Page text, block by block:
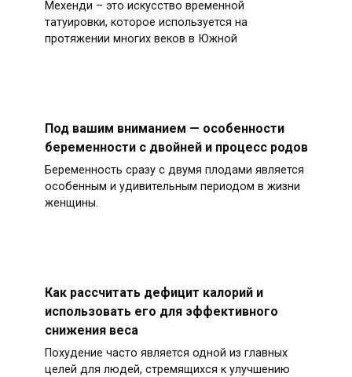
Мехенди – это искусство временной
татуировки, которое используется на
протяжении многих веков в Южной
Под вашим вниманием — особенности
беременности с двойней и процесс родов
Беременность сразу с двумя плодами является
особенным и удивительным периодом в жизни
женщины.
Как рассчитать дефицит калорий и
использовать его для эффективного
снижения веса
Похудение часто является одной из главных
целей для людей, стремящихся к улучшению